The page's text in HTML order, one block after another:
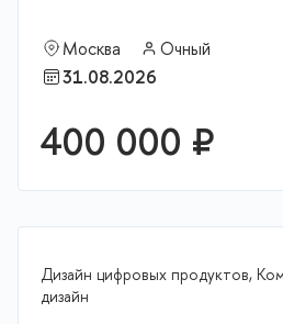
Москва
Очный
31.08.2026
400 000 ₽
Дизайн цифровых продуктов,
дизайн